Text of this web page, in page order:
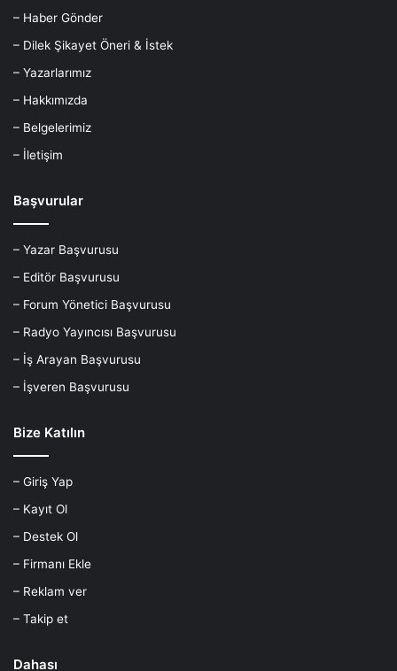
– Haber Gönder
– Dilek Şikayet Öneri & İstek
– Yazarlarımız
– Hakkımızda
– Belgelerimiz
– İletişim
Başvurular
– Yazar Başvurusu
– Editör Başvurusu
– Forum Yönetici Başvurusu
– Radyo Yayıncısı Başvurusu
– İş Arayan Başvurusu
– İşveren Başvurusu
Bize Katılın
– Giriş Yap
– Kayıt Ol
– Destek Ol
– Firmanı Ekle
– Reklam ver
– Takip et
Dahası